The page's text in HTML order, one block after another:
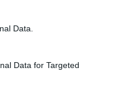
Data.
Data for Targeted
pérdidas, pero
cuando salió a